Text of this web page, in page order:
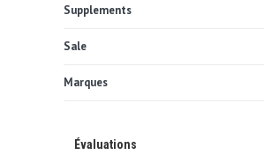
Supplements
Sale
Marques
Évaluations